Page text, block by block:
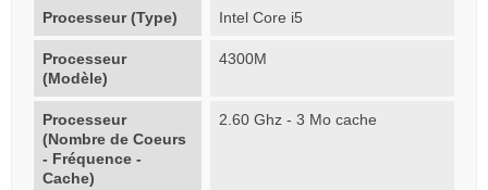
Processeur (Type) Intel Core i5
Processeur
(Modèle)
4300M
Processeur
(Nombre de Coeurs
- Fréquence -
Cache)
2.60 Ghz - 3 Mo cache